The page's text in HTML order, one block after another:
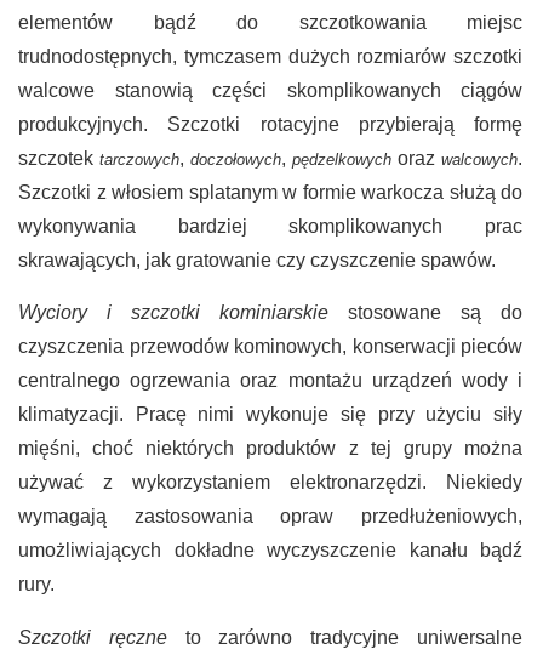
elementów bądź do szczotkowania miejsc
trudnodostępnych, tymczasem dużych rozmiarów szczotki
walcowe stanowią części skomplikowanych ciągów
produkcyjnych. Szczotki rotacyjne przybierają formę
szczotek tarczowych, doczołowych, pędzelkowych oraz walcowych.
Szczotki z włosiem splatanym w formie warkocza służą do
wykonywania bardziej skomplikowanych prac
skrawających, jak gratowanie czy czyszczenie spawów.
Wyciory i szczotki kominiarskie stosowane są do
czyszczenia przewodów kominowych, konserwacji pieców
centralnego ogrzewania oraz montażu urządzeń wody i
klimatyzacji. Pracę nimi wykonuje się przy użyciu siły
mięśni, choć niektórych produktów z tej grupy można
używać z wykorzystaniem elektronarzędzi. Niekiedy
wymagają zastosowania opraw przedłużeniowych,
umożliwiających dokładne wyczyszczenie kanału bądź
rury.
Szczotki ręczneto zarówno tradycyjne uniwersalne